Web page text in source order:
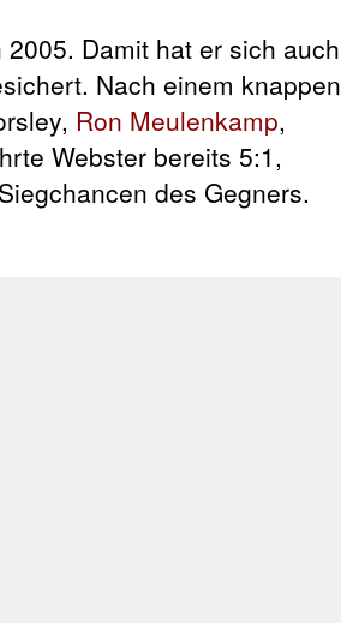
Damit hat er sich auch
Nach einem knappen
Ron Meulenkamp,
Webster bereits 5:1,
des Gegners.